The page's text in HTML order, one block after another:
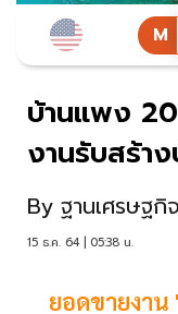
บ้านแพง
งานรับสร้า
By ฐานเศรษฐกิ
15 ธ.ค. 64 | 05:38 น.
ยอดขายงาน